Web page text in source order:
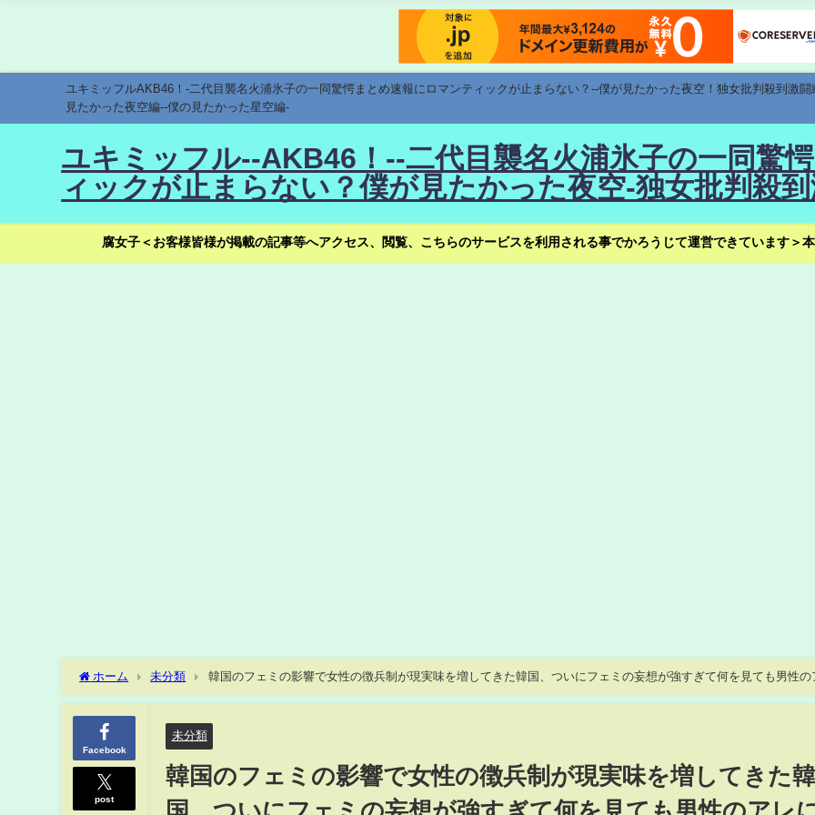
ユキミッフルAKB46！-二代目襲名火浦氷子の一同驚愕まとめ速報にロマンティックが止まらない？--僕が見たかった夜空！独女批判殺到激
見たかった夜空編--僕の見たかった星空編-
ユキミッフル--AKB46！--二代目襲名火浦氷子の一同驚
ィックが止まらない？僕が見たかった夜空-独女批判殺
腐女子＜お客様皆様が掲載の記事等へアクセス、閲覧、こちらのサービスを利用される事でかろうじて運営できています＞
ホーム 未分類
韓国のフェミの影響で女性の徴兵制が現実味を増してきた韓国、ついにフェミの妄想が強すぎて何を見ても男性の
に見えると文句を言い始めた！欲求不満か？弁当の具も少ないし！もうどうかしてるぜ！
Facebook
post
未分類
韓国のフェミの影響で女性の徴兵制が現実味を増してきた韓